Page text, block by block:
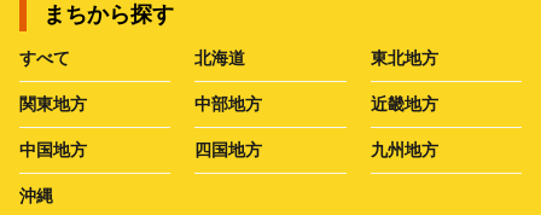
まちから探す
すべて 北海道 東北地方
関東地方 中部地方 近畿地方
中国地方 四国地方 九州地方
沖縄